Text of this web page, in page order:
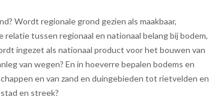
Wordt regionale grond gezien als maakbaar,
tussen regionaal en nationaal belang bij bodem,
ingezet als nationaal product voor het bouwen van
van wegen? En in hoeverre bepalen bodems en
en van zand en duingebieden tot rietvelden en
en streek?